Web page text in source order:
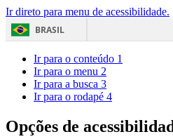
Ir direto para menu de acessibilidade.
BRASIL
Ir para o conteúdo 1
Ir para o menu 2
Ir para a busca 3
Ir para o rodapé 4
Opções de